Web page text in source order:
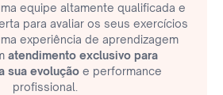
equipe altamente qualificada e
para avaliar os seus exercícios
experiência de aprendizagem
atendimento exclusivo para
sua evolução e performance
profissional.